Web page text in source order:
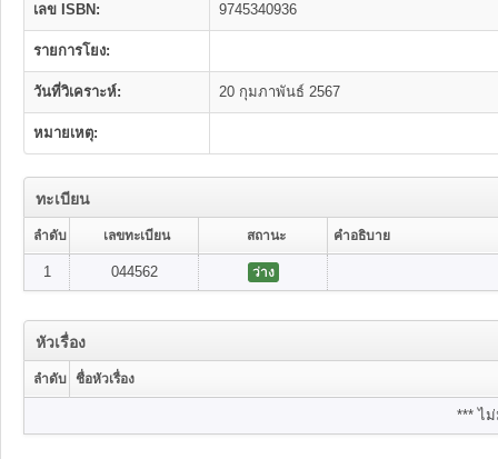
เลข ISBN: 9745340936
รายการโยง:
วันที่วิเคราะห์: 20 กุมภาพันธ์ 2567
หมายเหตุ:
ทะเบียน
ลำดับ เลขทะเบียน สถานะ คำอธิบาย
1 044562 ว่าง
หัวเรื่อง
ลำดับ ชื่อหัวเรื่อง
*** ไ